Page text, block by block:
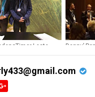
Leste
Danny’